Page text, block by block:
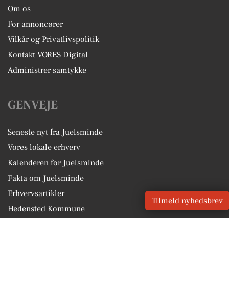
Om os
For annoncører
Vilkår og Privatlivspolitik
Kontakt VORES Digital
Administrer samtykke
GENVEJE
Seneste nyt fra Juelsminde
Vores lokale erhverv
Kalenderen for Juelsminde
Fakta om Juelsminde
Erhvervsartikler
Hedensted Kommune
Tilmeld nyhedsbrev